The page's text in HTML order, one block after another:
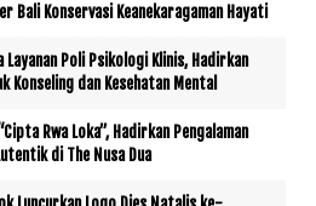
Bali Konservasi Keanekaragaman Hayati
Layanan Poli Psikologi Klinis, Hadirkan
Konseling dan Kesehatan Mental
Rwa Loka”, Hadirkan Pengalaman
di The Nusa Dua